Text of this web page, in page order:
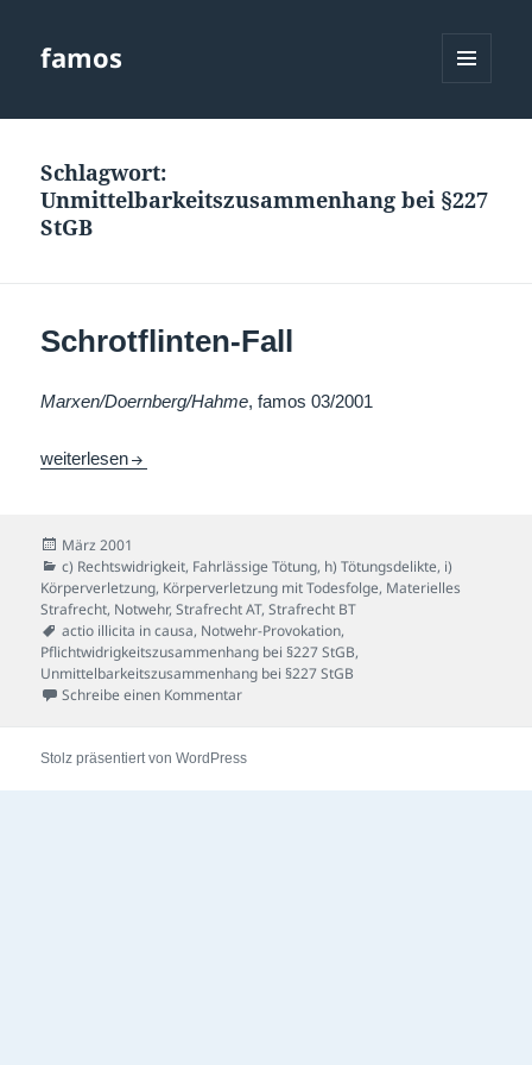
famos
Schlagwort:
Unmittelbarkeitszusammenhang bei §227
StGB
Schrotflinten-Fall
Marxen/Doernberg/Hahme, famos 03/2001
Schrotflinten-Fall
weiterlesen
Veröffentlicht
am
März 2001
Kategorien
c) Rechtswidrigkeit, Fahrlässige Tötung, h) Tötungsdelikte, i)
Körperverletzung, Körperverletzung mit Todesfolge, Materielles
Strafrecht, Notwehr,Strafrecht AT,Strafrecht BT
Schlagwörter
actio illicita in causa, Notwehr-Provokation,
Pflichtwidrigkeitszusammenhang bei §227 StGB,
Unmittelbarkeitszusammenhang bei §227 StGB
Schreibe einen Kommentarzu Schrotflinten-Fall
Stolz präsentiert von WordPress